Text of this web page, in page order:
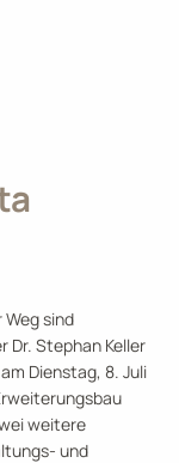
sind
Dr. Stephan Keller
Dienstag, 8. Juli
weitere
und